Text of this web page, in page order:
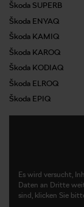
Škoda SUPERB
Škoda ENYAQ
Škoda KAMIQ
Škoda KAROQ
Škoda KODIAQ
Škoda ELROQ
Škoda EPIQ
Es wird versucht,
Daten an Dritte
sind, klicken Sie